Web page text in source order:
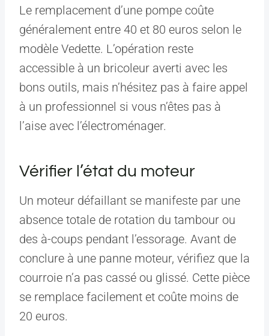
Le remplacement d’une pompe coûte
généralement entre 40 et 80 euros selon le
modèle Vedette. L’opération reste
accessible à un bricoleur averti avec les
bons outils, mais n’hésitez pas à faire appel
à un professionnel si vous n’êtes pas à
l’aise avec l’électroménager.
Vérifier l’état du moteur
Un moteur défaillant se manifeste par une
absence totale de rotation du tambour ou
des à-coups pendant l’essorage. Avant de
conclure à une panne moteur, vérifiez que la
courroie n’a pas cassé ou glissé. Cette pièce
se remplace facilement et coûte moins de
20 euros.